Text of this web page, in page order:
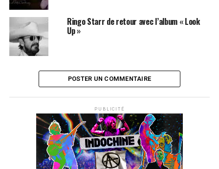
Ringo Starr de retour avec l’album « Look
Up »
POSTER UN COMMENTAIRE
PUBLICITÉ